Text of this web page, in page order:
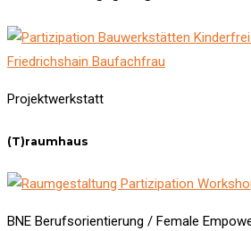
Projektwerkstatt
(T)raumhaus
BNE Berufsorientierung / Female